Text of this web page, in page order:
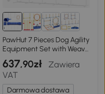
PawHut 7 Pieces Dog Agility
Equipment Set with Weave
Poles, Jumping Ring, Hurdle,
Tunnels, Pet Obstacle
Course Training Kit Dog
Training Equipment with
637,90zł
Zawiera
VAT
Darmowa dostawa